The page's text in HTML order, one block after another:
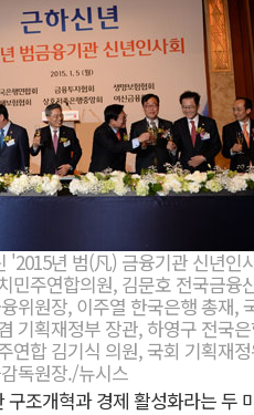
년 범(凡) 금융기관 신년인
민주연합의원, 김문호 전국금융
위원장, 이주열 한국은행 총재,
기획재정부 장관, 하영구 전국
연합 김기식 의원, 국회 기획재
독원장./뉴시스
조개혁과 경제 활성화라는 두